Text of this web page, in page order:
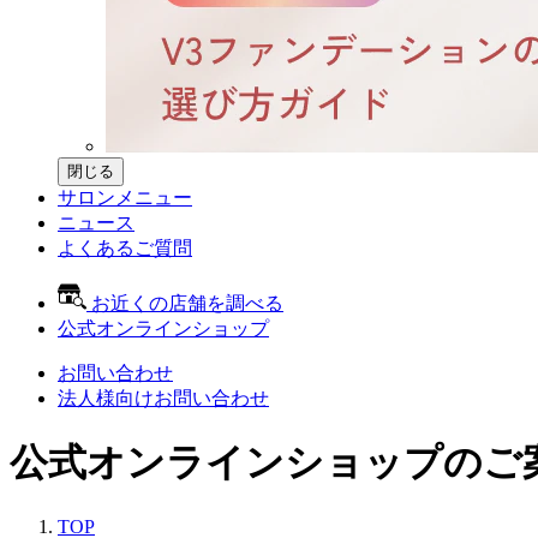
閉じる
サロンメニュー
ニュース
よくあるご質問
お近くの店舗を調べる
公式オンラインショップ
お問い合わせ
法人様向けお問い合わせ
公式オンラインショップのご
TOP